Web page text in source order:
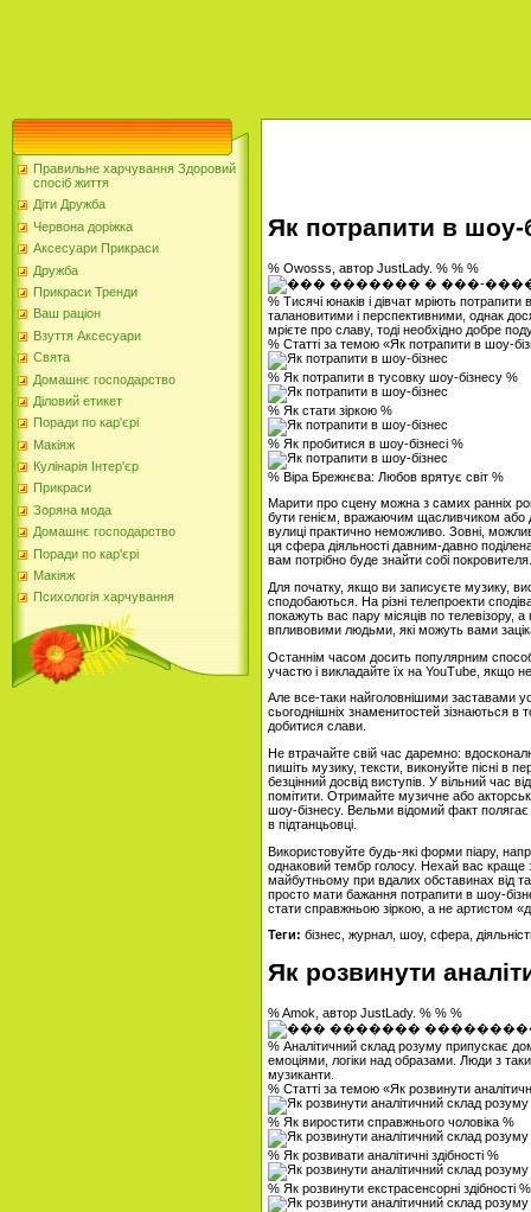
Правильне харчування Здоровий
спосіб життя
Діти Дружба
Червона доріжка
Аксесуари Прикраси
Дружба
Прикраси Тренди
Ваш раціон
Взуття Аксесуари
Свята
Домашнє господарство
Діловий етикет
Поради по кар'єрі
Макіяж
Кулінарія Інтер'єр
Прикраси
Зоряна мода
Домашнє господарство
Поради по кар'єрі
Макіяж
Психологія харчування
Як потрапити в шоу-
% Owosss, автор JustLady. % % %
% Тисячі юнаків і дівчат мріють
талановитими і перспективними, однак
мрієте про славу, тоді необхідно добре
% Статті за темою «Як потрапити в шоу-
% Як потрапити в тусовку шоу-бізнесу %
% Як стати зіркою %
% Як пробитися в шоу-бізнесі %
% Віра Брежнєва: Любов врятує світ %
Марити про сцену можна з самих ранніх
бути генієм, вражаючим щасливчиком або
вулиці практично неможливо. Зовні,
ця сфера діяльності давним-давно
вам потрібно буде знайти собі покровителя.
Для початку, якщо ви записуєте музику,
сподобаються. На різні телепроекти
покажуть вас пару місяців по телевізору,
впливовими людьми, які можуть вами
Останнім часом досить популярним
участю і викладайте їх на YouTube, якщо
Але все-таки найголовнішими заставами
сьогоднішніх знаменитостей зізнаються
добитися слави.
Не втрачайте свій час даремно:
пишіть музику, тексти, виконуйте пісні в
безцінний досвід виступів. У вільний час
помітити. Отримайте музичне або
шоу-бізнесу. Вельми відомий факт полягає
в підтанцьовці.
Використовуйте будь-які форми піару,
однаковий тембр голосу. Нехай вас краще
майбутньому при вдалих обставинах від
просто мати бажання потрапити в шоу-
стати справжньою зіркою, а не артистом
Теги: бізнес, журнал, шоу, сфера,
Як розвинути
% Amok, автор JustLady. % % %
% Аналітичний склад розуму припускає
емоціями, логіки над образами. Люди з
музиканти.
% Статті за темою «Як розвинути
% Як виростити справжнього чоловіка %
% Як розвивати аналітичні здібності %
% Як розвинути екстрасенсорні здібності %